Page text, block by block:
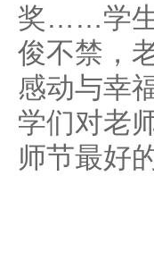
奖……学生
俊不禁，
感动与幸
学们对老
师节最好